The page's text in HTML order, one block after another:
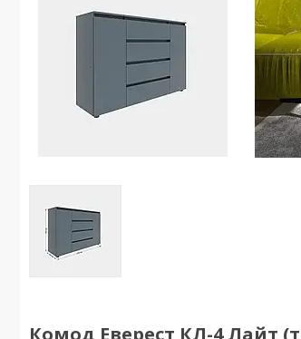
Комод Еверест КЛ-4 Лайт